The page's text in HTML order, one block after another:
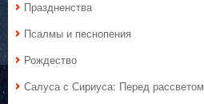
Праздненства
Псалмы и песнопения
Рождество
Салуса с Сириуса: Перед рассветом